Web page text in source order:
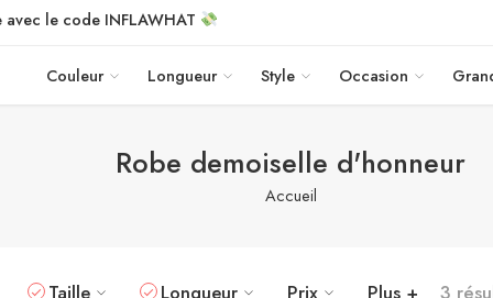
le code INFLAWHAT
Couleur Longueur Style Occasion
Robe demoiselle d'honneur
Accueil
Taille Longueur Prix Plus + 3